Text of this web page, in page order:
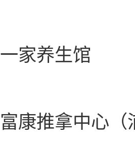
一家养生馆
富康推拿中心（